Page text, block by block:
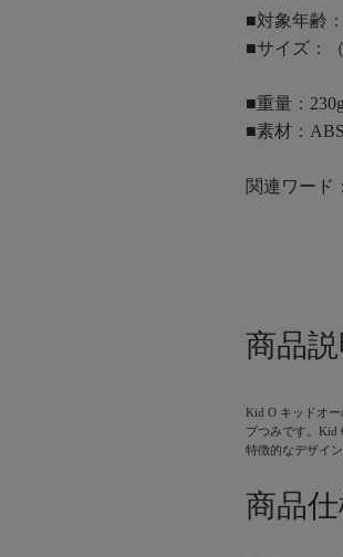
■対象年齢
■サイズ：
■重量：230g
■素材：ABS
関連ワード
商品説
Kid O キッドオ
プつみです。Kid
特徴的なデザイ
商品